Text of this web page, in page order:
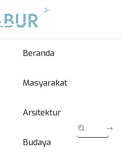
Beranda
Masyarakat
Arsitektur
Budaya